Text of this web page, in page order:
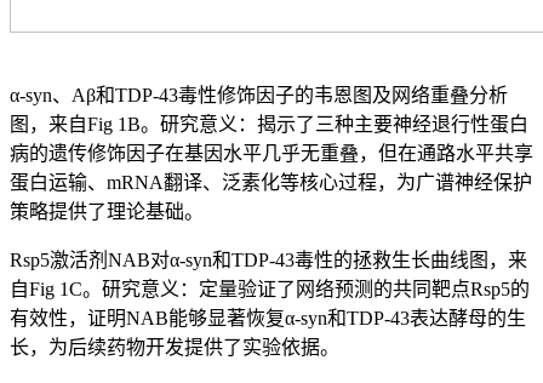
α-syn、Aβ和TDP-43毒性修饰因子的韦恩图及网络重叠分析
图，来自Fig 1B。研究意义：揭示了三种主要神经退行性蛋白
病的遗传修饰因子在基因水平几乎无重叠，但在通路水平共享
蛋白运输、mRNA翻译、泛素化等核心过程，为广谱神经保护
策略提供了理论基础。
Rsp5激活剂NAB对α-syn和TDP-43毒性的拯救生长曲线图，来
自Fig 1C。研究意义：定量验证了网络预测的共同靶点Rsp5的
有效性，证明NAB能够显著恢复α-syn和TDP-43表达酵母的生
长，为后续药物开发提供了实验依据。